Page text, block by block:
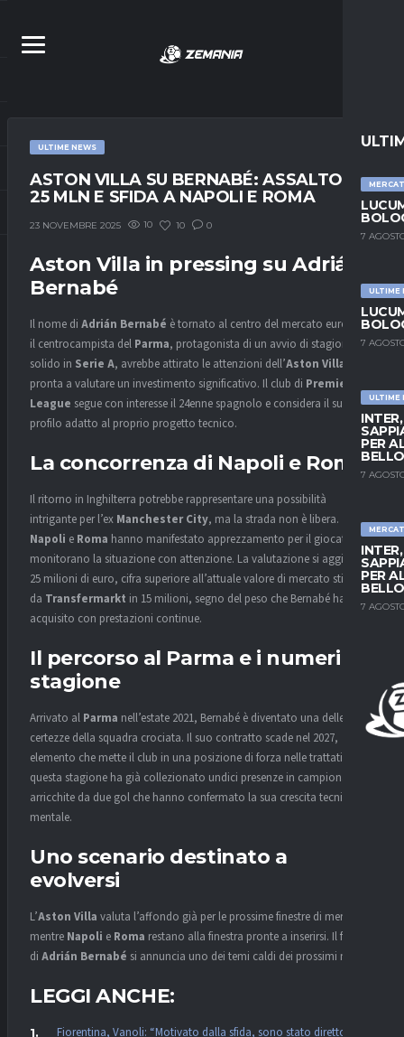
7
ULTIME
7
ULTIME
PER
7
PER
7
ULTIME NEWS
ASTON VILLA SU BERNABÉ: ASSALTO DA
25 MLN E SFIDA A NAPOLI E ROMA
23 NOVEMBRE 2025 10 10 0
Aston Villa in pressing su Adrián
Bernabé
Il nome di Adrián Bernabé è tornato al centro del mercato europeo:
il centrocampista del Parma, protagonista di un avvio di stagione
solido in Serie A, avrebbe attirato le attenzioni dell’Aston Villa
pronta a valutare un investimento significativo. Il club di Premier
League segue con interesse il 24enne spagnolo e considera il suo
profilo adatto al proprio progetto tecnico.
La concorrenza di Napoli e Roma
Il ritorno in Inghilterra potrebbe rappresentare una possibilità
intrigante per l’ex Manchester City, ma la strada non è libera.
Napoli e Roma hanno manifestato apprezzamento per il giocatore e
monitorano la situazione con attenzione. La valutazione si aggira sui
25 milioni di euro, cifra superiore all’attuale valore di mercato stimato
da Transfermarkt in 15 milioni, segno del peso che Bernabé ha
acquisito con prestazioni continue.
Il percorso al Parma e i numeri in
stagione
Arrivato al Parma nell’estate 2021, Bernabé è diventato una delle
certezze della squadra crociata. Il suo contratto scade nel 2027,
elemento che mette il club in una posizione di forza nelle trattative. In
questa stagione ha già collezionato undici presenze in campionato,
arricchite da due gol che hanno confermato la sua crescita tecnica e
mentale.
Uno scenario destinato a
evolversi
L’Aston Villa valuta l’affondo già per le prossime finestre di mercato,
mentre Napoli e Roma restano alla finestra pronte a inserirsi. Il futuro
di Adrián Bernabé si annuncia uno dei temi caldi dei prossimi mesi.
LEGGI ANCHE:
Fiorentina, Vanoli: “Motivato dalla sfida, sono stato diretto con i